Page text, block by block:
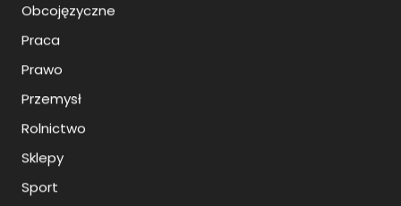
Obcojęzyczne
Praca
Prawo
Przemysł
Rolnictwo
Sklepy
Sport